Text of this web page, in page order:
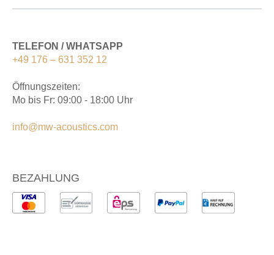
TELEFON / WHATSAPP
+49 176 – 631 352 12
Öffnungszeiten:
Mo bis Fr: 09:00 - 18:00 Uhr
info@mw-acoustics.com
BEZAHLUNG